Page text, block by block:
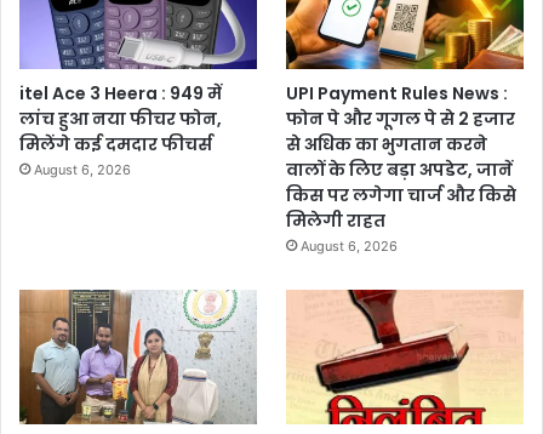
itel Ace 3 Heera : 949 में
लांच हुआ नया फीचर फोन,
मिलेंगे कई दमदार फीचर्स
August 6, 2026
UPI Payment Rules News :
फोन पे और गूगल पे से 2 हजार
से अधिक का भुगतान करने
वालों के लिए बड़ा अपडेट, जानें
किस पर लगेगा चार्ज और किसे
मिलेगी राहत
August 6, 2026